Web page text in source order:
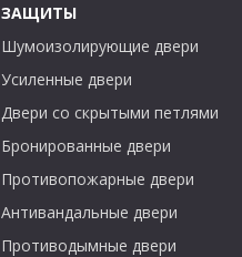
ЗАЩИТЫ
Шумоизолирующие двери
Усиленные двери
Двери со скрытыми петлями
Бронированные двери
Противопожарные двери
Антивандальные двери
Противодымные двери